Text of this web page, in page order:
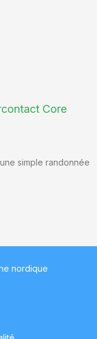
Core
simple randonnée
nordique